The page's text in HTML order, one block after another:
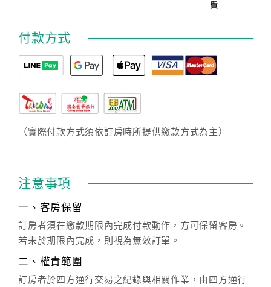
費
付款方式
（實際付款方式須依訂房時所提供繳款方式為主）
注意事項
一、客房保留
訂房者須在繳款期限內完成付款動作，方可保留客房。
若未於期限內完成，則視為無效訂單。
二、權責範圍
訂房者於四方通行交易之紀錄與相關作業，由四方通行